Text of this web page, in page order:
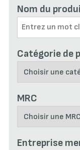
Nom du
Catégorie de
MRC
Entreprise